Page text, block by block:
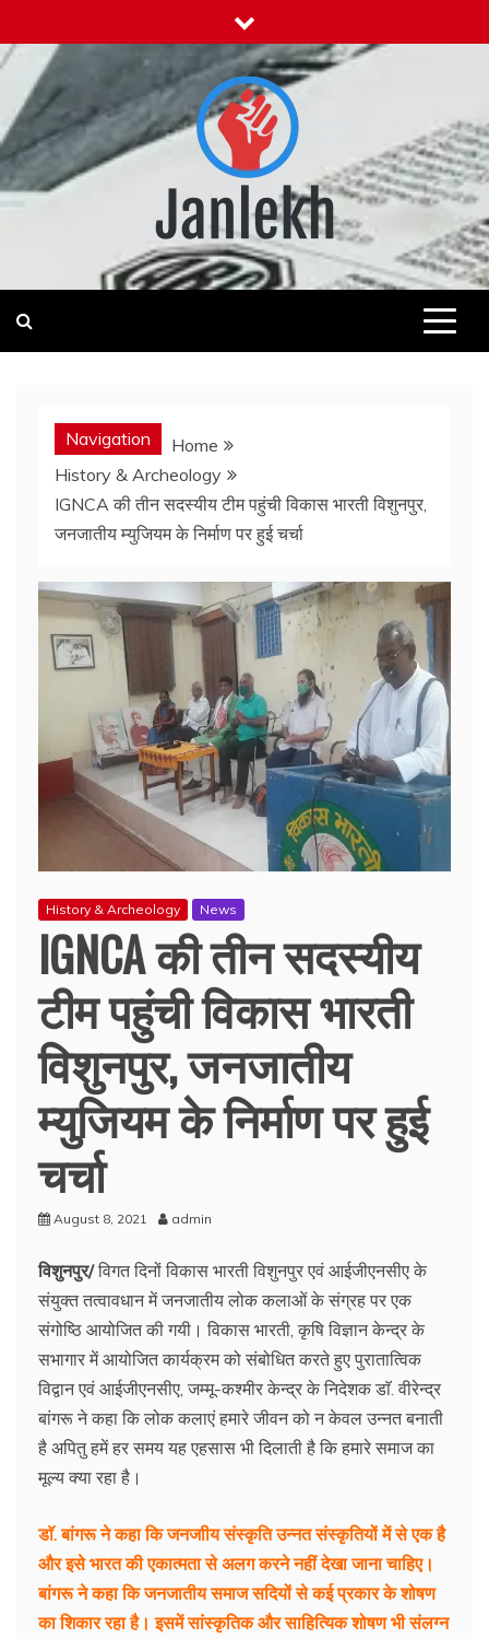
to
content
News for Public
Navigation
Home
History & Archeology
IGNCA की तीन सदस्यीय टीम पहुंची विकास भारती विशुनपुर,
जनजातीय म्युजियम के निर्माण पर हुई चर्चा
History & Archeology News
IGNCA की तीन सदस्यीय
टीम पहुंची विकास भारती
विशुनपुर, जनजातीय
म्युजियम के निर्माण पर हुई
चर्चा
August 8, 2021 admin
विशुनपुर/विगत दिनों विकास भारती विशुनपुर एवं आईजीएनसीए के
संयुक्त तत्वावधान में जनजातीय लोक कलाओं के संग्रह पर एक
संगोष्ठि आयोजित की गयी। विकास भारती, कृषि विज्ञान केन्द्र के
सभागार में आयोजित कार्यक्रम को संबोधित करते हुए पुरातात्विक
विद्वान एवं आईजीएनसीए, जम्मू-कश्मीर केन्द्र के निदेशक डाॅ. वीरेन्द्र
बांगरू ने कहा कि लोक कलाएं हमारे जीवन को न केवल उन्नत बनाती
है अपितु हमें हर समय यह एहसास भी दिलाती है कि हमारे समाज का
मूल्य क्या रहा है।
डाॅ. बांगरू ने कहा कि जनजाीय संस्कृति उन्नत संस्कृतियों में से एक है
और इसे भारत की एकात्मता से अलग करने नहीं देखा जाना चाहिए।
बांगरू ने कहा कि जनजातीय समाज सदियों से कई प्रकार के शोषण
का शिकार रहा है। इसमें सांस्कृतिक और साहित्यिक शोषण भी संलग्न